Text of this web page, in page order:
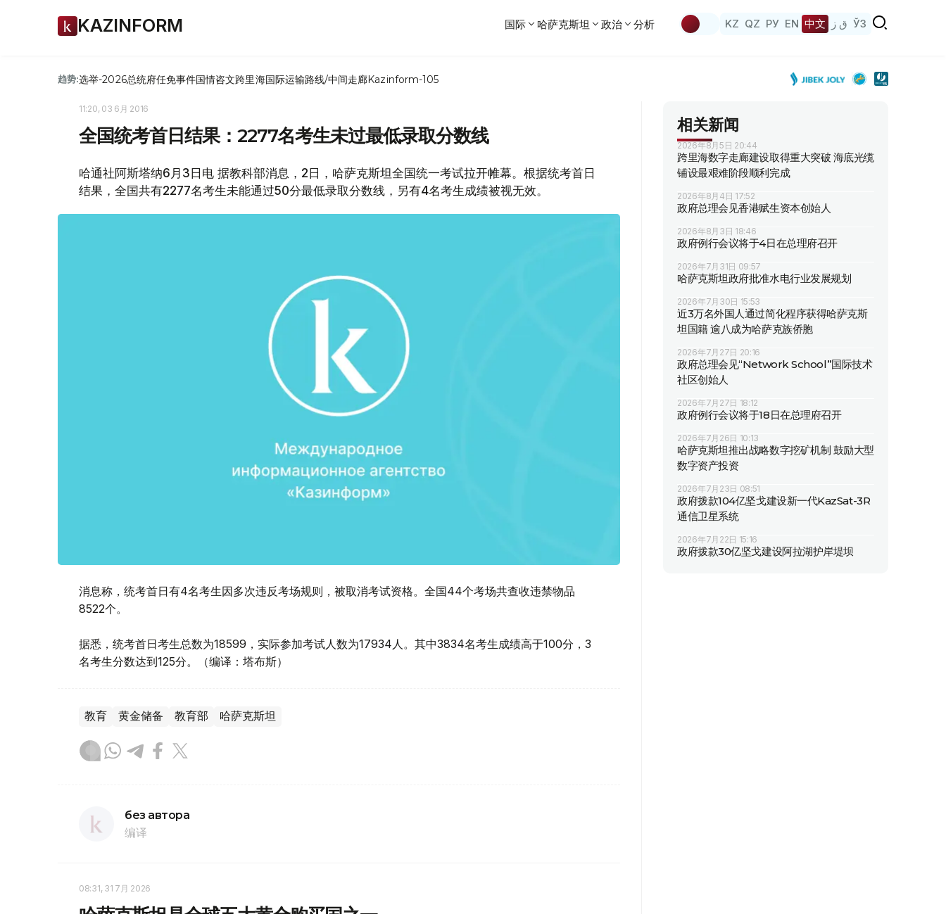
KAZINFORM 国际 哈萨克斯坦 政治 分析 KZ QZ РУ EN 中文 ق ز ЎЗ
趋势:选举-2026总统府任免事件国情咨文跨里海国际运输路线/中间走廊Kazinform-105
11:20, 03 6月 2016
全国统考首日结果：2277名考生未过最低录取分数线
哈通社阿斯塔纳6月3日电 据教科部消息，2日，哈萨克斯坦全国统一考试拉开帷幕。根据统考首日
结果，全国共有2277名考生未能通过50分最低录取分数线，另有4名考生成绩被视无效。
消息称，统考首日有4名考生因多次违反考场规则，被取消考试资格。全国44个考场共查收违禁物品
8522个。
据悉，统考首日考生总数为18599，实际参加考试人数为17934人。其中3834名考生成绩高于100分，3
名考生分数达到125分。（编译：塔布斯）
教育 黄金储备 教育部 哈萨克斯坦
без автора
编译
08:31, 31 7月 2026
相关新闻
2026年8月5日 20:44
跨里海数字走廊建设取得重大突破 海底光缆
铺设最艰难阶段顺利完成
2026年8月4日 17:52
政府总理会见香港赋生资本创始人
2026年8月3日 18:46
政府例行会议将于4日在总理府召开
2026年7月31日 09:57
哈萨克斯坦政府批准水电行业发展规划
2026年7月30日 15:53
近3万名外国人通过简化程序获得哈萨克斯
坦国籍 逾八成为哈萨克族侨胞
2026年7月27日 20:16
政府总理会见“Network School”国际技术
社区创始人
2026年7月27日 18:12
政府例行会议将于18日在总理府召开
2026年7月26日 10:13
哈萨克斯坦推出战略数字挖矿机制 鼓励大型
数字资产投资
2026年7月23日 08:51
政府拨款104亿坚戈建设新一代KazSat-3R
通信卫星系统
2026年7月22日 15:16
政府拨款30亿坚戈建设阿拉湖护岸堤坝